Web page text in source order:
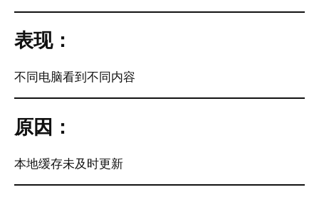
表现：
不同电脑看到不同内容
原因：
本地缓存未及时更新